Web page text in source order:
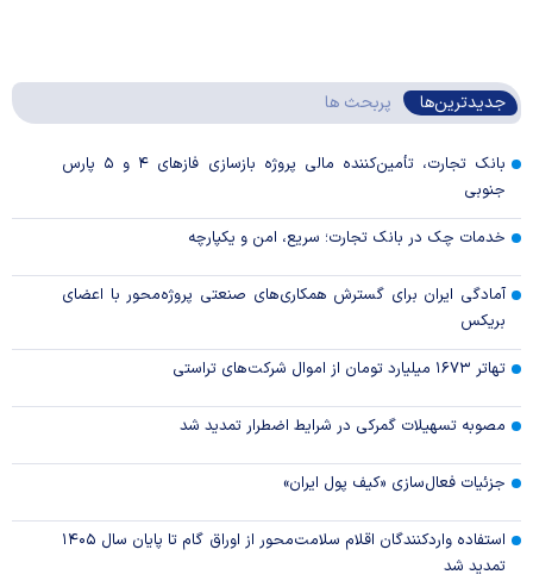
جدیدترین‌ها پربحث ها
بانک تجارت، تأمین‌کننده مالی پروژه بازسازی فاز‌های ۴ و ۵ پارس
جنوبی
خدمات چک در بانک تجارت؛ سریع، امن و یکپارچه
آمادگی ایران برای گسترش همکاری‌های صنعتی پروژه‌محور با اعضای
بریکس
تهاتر ۱۶۷۳ میلیارد تومان از اموال شرکت‌های تراستی
مصوبه تسهیلات گمرکی در شرایط اضطرار تمدید شد
جزئیات فعال‌سازی «کیف پول ایران»
استفاده واردکنندگان اقلام سلامت‌محور از اوراق گام تا پایان سال ۱۴۰۵
تمدید شد